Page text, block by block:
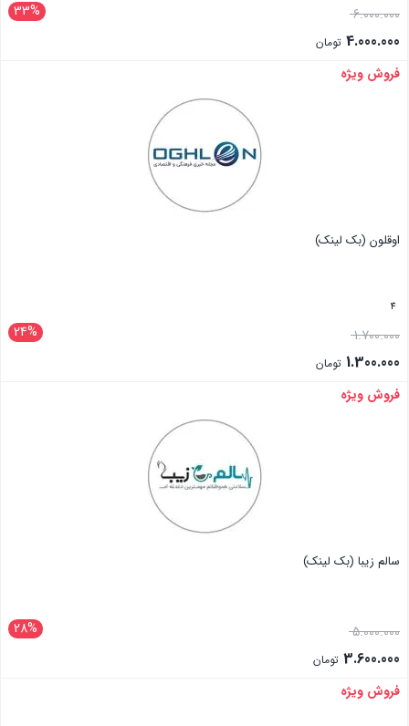
33% 6.000.000
4.000.000 تومان
بستن
فروش ویژه
اوقلون (بک لینک)
4
24% 1.700.000
1.300.000 تومان
بستن
فروش ویژه
سالم زیبا (بک لینک)
28% 5.000.000
3.600.000 تومان
بستن
فروش ویژه